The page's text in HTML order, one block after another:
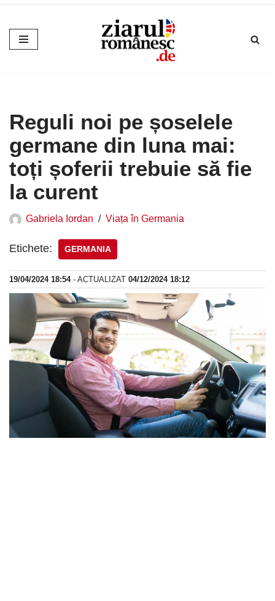
Sari
la
Reguli noi pe șoselele
germane din luna mai:
toți șoferii trebuie să fie
la curent
Gabriela Iordan Viața în Germania
Etichete: GERMANIA
19/04/2024 18:54- ACTUALIZAT 04/12/2024 18:12